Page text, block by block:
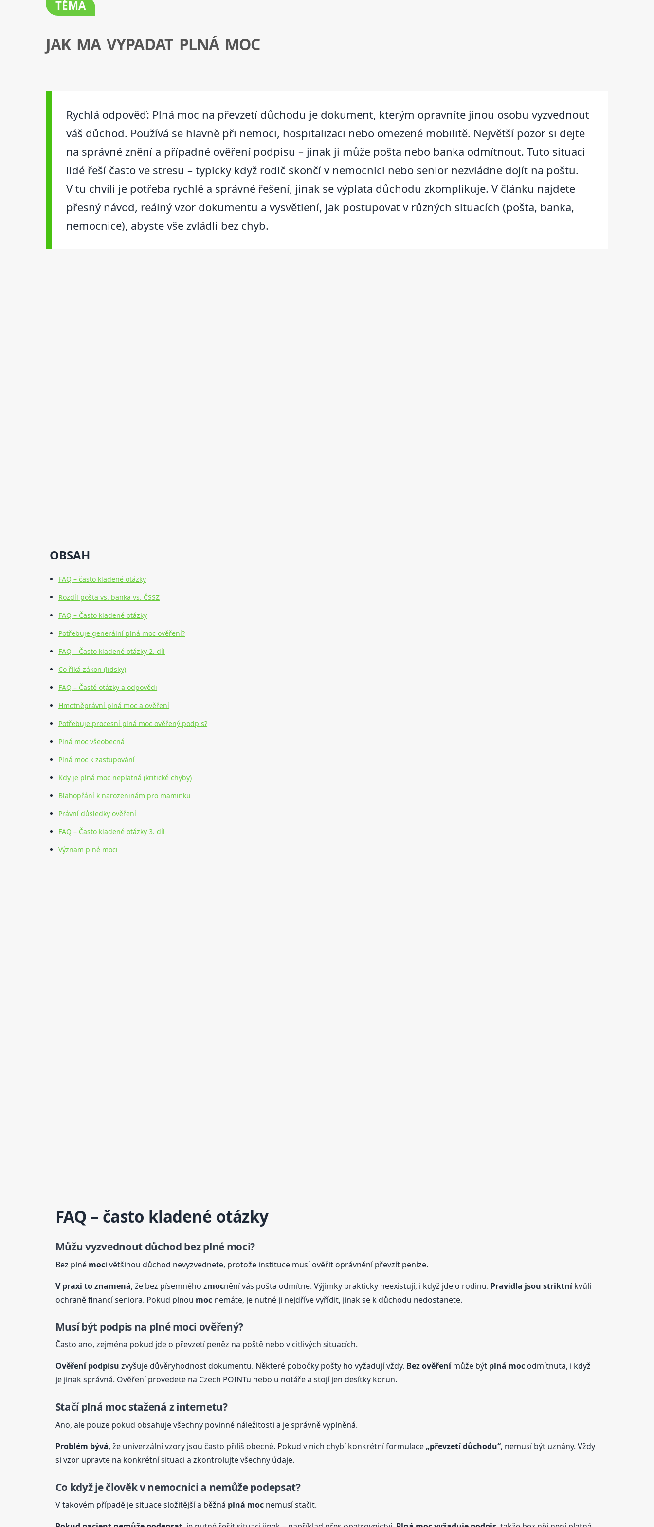
TÉMA
JAK MA VYPADAT PLNÁ MOC
Rychlá odpověď: Plná moc na převzetí důchodu je dokument, kterým opravníte jinou osobu vyzvednout
váš důchod. Používá se hlavně při nemoci, hospitalizaci nebo omezené mobilitě. Největší pozor si dejte
na správné znění a případné ověření podpisu – jinak ji může pošta nebo banka odmítnout. Tuto situaci
lidé řeší často ve stresu – typicky když rodič skončí v nemocnici nebo senior nezvládne dojít na poštu.
V tu chvíli je potřeba rychlé a správné řešení, jinak se výplata důchodu zkomplikuje. V článku najdete
přesný návod, reálný vzor dokumentu a vysvětlení, jak postupovat v různých situacích (pošta, banka,
nemocnice), abyste vše zvládli bez chyb.
OBSAH
FAQ – často kladené otázky
Rozdíl pošta vs. banka vs. ČSSZ
FAQ – Často kladené otázky
Potřebuje generální plná moc ověření?
FAQ – Často kladené otázky 2. díl
Co říká zákon (lidsky)
FAQ – Časté otázky a odpovědi
Hmotněprávní plná moc a ověření
Potřebuje procesní plná moc ověřený podpis?
Plná moc všeobecná
Plná moc k zastupování
Kdy je plná moc neplatná (kritické chyby)
Blahopřání k narozeninám pro maminku
Právní důsledky ověření
FAQ – Často kladené otázky 3. díl
Význam plné moci
FAQ – často kladené otázky
Můžu vyzvednout důchod bez plné moci?
Bez plné moci většinou důchod nevyzvednete, protože instituce musí ověřit oprávnění převzít peníze.
V praxi to znamená, že bez písemného zmocnění vás pošta odmítne. Výjimky prakticky neexistují, i když jde o rodinu. Pravidla jsou striktníkvůli
ochraně financí seniora. Pokud plnou mocnemáte, je nutné ji nejdříve vyřídit, jinak se k důchodu nedostanete.
Musí být podpis na plnémoci ověřený?
Často ano, zejména pokud jde o převzetí peněz na poště nebo v citlivých situacích.
Ověření podpisu zvyšuje důvěryhodnost dokumentu. Některé pobočky pošty ho vyžadují vždy. Bez ověřenímůže být plná mocodmítnuta, i když
je jinak správná. Ověření provedete na Czech POINTu nebo u notáře a stojí jen desítky korun.
Stačíplná moc stažená z internetu?
Ano, ale pouze pokud obsahuje všechny povinné náležitosti a je správně vyplněná.
Problém bývá, že univerzální vzory jsou často příliš obecné. Pokud v nich chybí konkrétní formulace „převzetí důchodu“, nemusí být uznány. Vždy
si vzor upravte na konkrétní situaci a zkontrolujte všechny údaje.
Co když je člověk v nemocnici a nemůže podepsat?
V takovém případě je situace složitější a běžná plná mocnemusí stačit.